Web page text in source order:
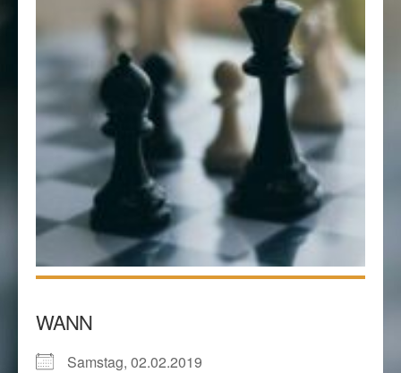
WANN
Samstag, 02.02.2019